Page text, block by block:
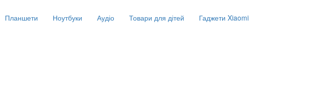
Планшети Ноутбуки Аудіо Товари для дітей Гаджети Xiaomi